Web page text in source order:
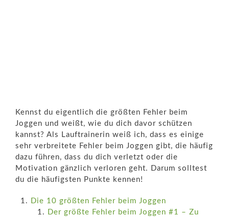
Kennst du eigentlich die größten Fehler beim
Joggen und weißt, wie du dich davor schützen
kannst? Als Lauftrainerin weiß ich, dass es einige
sehr verbreitete Fehler beim Joggen gibt, die häufig
dazu führen, dass du dich verletzt oder die
Motivation gänzlich verloren geht. Darum solltest
du die häufigsten Punkte kennen!
Die 10 größten Fehler beim Joggen
Der größte Fehler beim Joggen #1 – Zu